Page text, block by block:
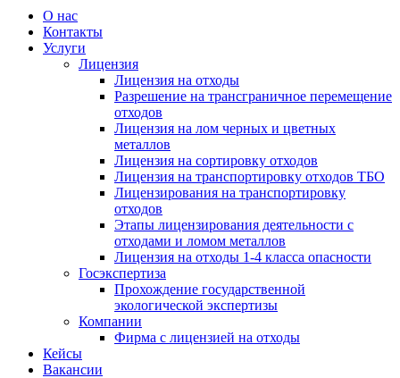
О нас
Контакты
Услуги
Лицензия
Лицензия на отходы
Разрешение на трансграничное перемещение
отходов
Лицензия на лом черных и цветных
металлов
Лицензия на сортировку отходов
Лицензия на транспортировку отходов ТБО
Лицензирования на транспортировку
отходов
Этапы лицензирования деятельности с
отходами и ломом металлов
Лицензия на отходы 1-4 класса опасности
Госэкспертиза
Прохождение государственной
экологической экспертизы
Компании
Фирма с лицензией на отходы
Кейсы
Вакансии